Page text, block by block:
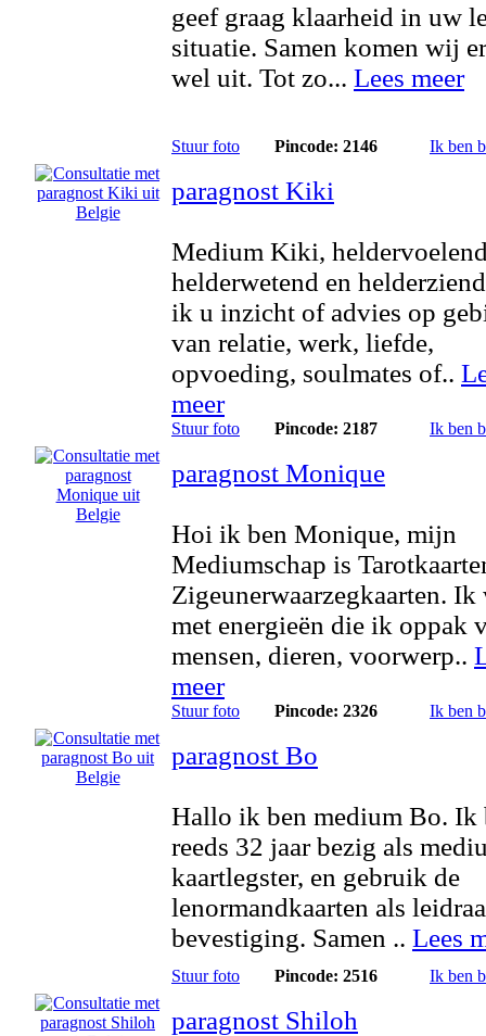
geef graag klaarheid in uw
situatie. Samen komen wij
wel uit. Tot zo... Lees meer
Stuur foto Pincode: 2146 Ik ben
paragnost Kiki
Medium Kiki,
helderwetend en
ik u inzicht of advies op
van relatie, werk, liefde,
opvoeding, soulmates of..
meer
Stuur foto Pincode: 2187 Ik ben
paragnost Monique
Hoi ik ben Monique, mijn
Mediumschap is
Zigeunerwaarzegkaarten. Ik
met energieën die ik oppak
mensen, dieren, voorwerp..
meer
Stuur foto Pincode: 2326 Ik ben
paragnost Bo
Hallo ik ben medium Bo. Ik
reeds 32 jaar bezig als
kaartlegster, en gebruik de
lenormandkaarten als
bevestiging. Samen .. Lees
Stuur foto Pincode: 2516 Ik ben
paragnost Shiloh